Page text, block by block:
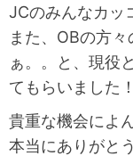
JCのみんなカッ
また、OBの方
ぁ。。と、現役
てもらいました！
貴重な機会によ
本当にありがと